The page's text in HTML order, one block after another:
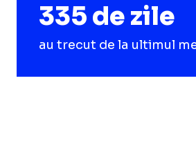
335 de zile
au trecut de la ultimul